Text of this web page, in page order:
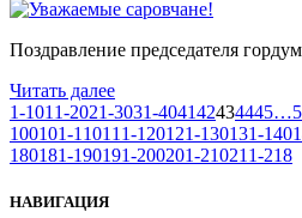
Поздравление председателя
Читать далее
1-1011-2021-3031-404142434445…
100101-110111-120121-130131-140
180181-190191-200201-210211-218
НАВИГАЦИЯ